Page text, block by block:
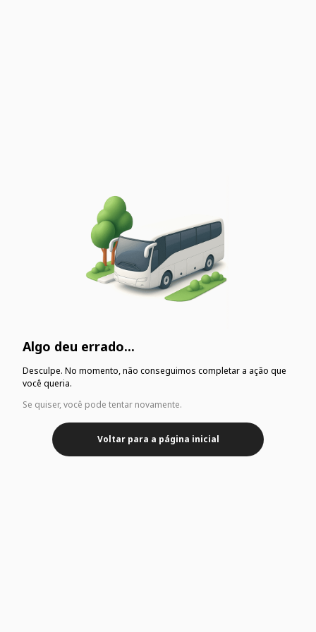
Algo deu errado...
Desculpe. No momento, não conseguimos completar a ação que
você queria.
Se quiser, você pode tentar novamente.
Voltar para a página inicial